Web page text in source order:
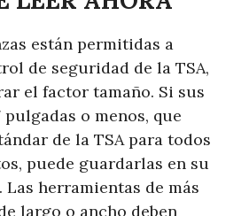
están permitidas a
de seguridad de la TSA,
el factor tamaño. Si sus
o menos, que
de la TSA para todos
puede guardarlas en su
Las herramientas de más
largo o ancho deben